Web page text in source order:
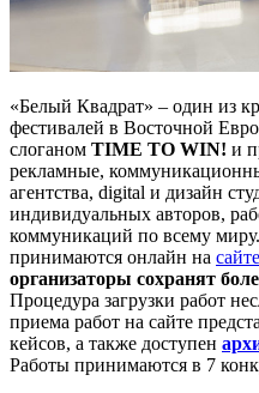
«Белый Квадрат» – один из
фестивалей в Восточной
слоганом TIME TO WIN! и
рекламные,
агентства, digital и дизайн
индивидуальных авторов,
коммуникаций по всему
принимаются онлайн на
организаторы сохранят
Процедура загрузки работ
приема работ на сайте
кейсов, а также доступен
Работы принимаются в 7